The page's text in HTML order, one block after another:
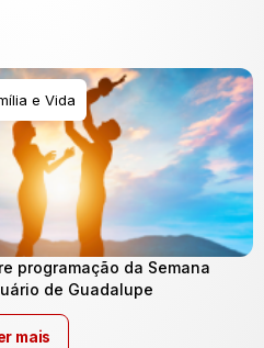
e Vida
programação da Semana
de Guadalupe
mais